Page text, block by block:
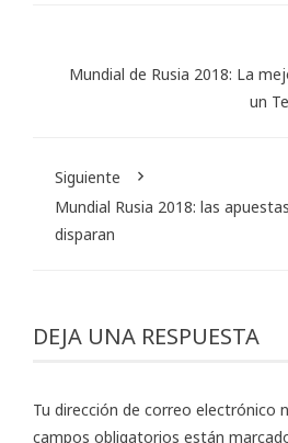
Mundial de Rusia 2018: La
un
Siguiente
Mundial Rusia 2018: las
disparan
DEJA UNA RESPUESTA
Tu dirección de correo electrónico
campos obligatorios están